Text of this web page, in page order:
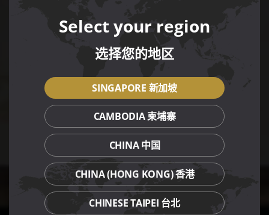
Select your region
选择您的地区
SINGAPORE 新加坡
CAMBODIA 柬埔寨
CHINA 中国
CHINA (HONG KONG) 香港
CHINESE TAIPEI 台北